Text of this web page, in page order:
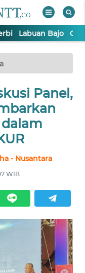
Labuan Bajo
Panel,
- Nusantara
WIB